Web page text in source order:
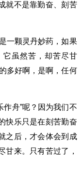
就不是靠勤奋、刻苦
一颗灵丹妙药，如果
它虽然苦，却苦尽甘
多好啊，是啊，任何
作舟”呢？因为我们不
快乐只是在刻苦勤奋
之后，才会体会到成
甘来。只有苦过了，